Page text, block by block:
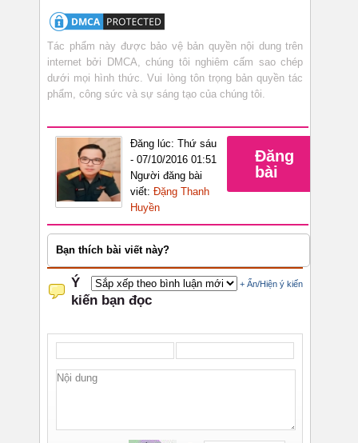
Tác phẩm này được bảo vệ bản quyền nội dung trên
internet bởi DMCA, chúng tôi nghiêm cấm sao chép
dưới mọi hình thức. Vui lòng tôn trọng bản quyền tác
phẩm, công sức và sự sáng tạo của chúng tôi.
Đăng lúc: Thứ sáu
- 07/10/2016 01:51
Người đăng bài
viết: Đặng Thanh
Huyền
Đăng
bài
Bạn thích bài viết này?